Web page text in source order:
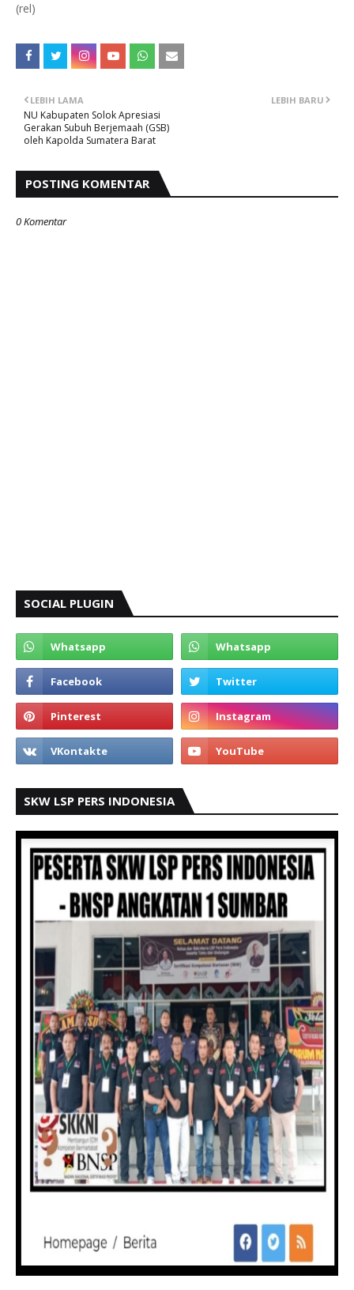
(rel)
LEBIH BARU
LEBIH LAMA
NU Kabupaten Solok Apresiasi
Gerakan Subuh Berjemaah (GSB)
oleh Kapolda Sumatera Barat
POSTING KOMENTAR
0 Komentar
SOCIAL PLUGIN
SKW LSP PERS INDONESIA